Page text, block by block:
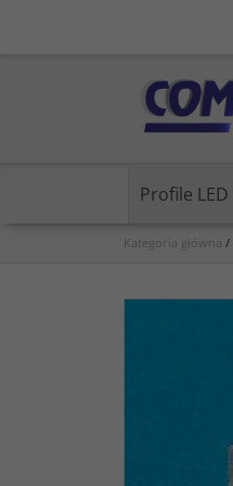
Profile LED
Kategoria główna /